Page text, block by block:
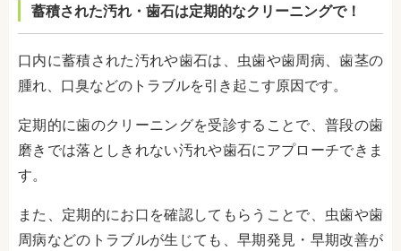
蓄積された汚れ・歯石は定期的なクリーニングで！
口内に蓄積された汚れや歯石は、虫歯や歯周病、歯茎の
腫れ、口臭などのトラブルを引き起こす原因です。
定期的に歯のクリーニングを受診することで、普段の歯
磨きでは落としきれない汚れや歯石にアプローチできま
す。
また、定期的にお口を確認してもらうことで、虫歯や歯
周病などのトラブルが生じても、早期発見・早期改善が